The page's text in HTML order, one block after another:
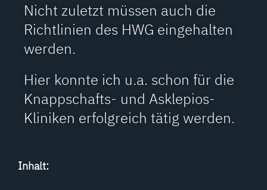
Nicht zuletzt müssen auch die
Richtlinien des HWG eingehalten
werden.
Hier konnte ich u.a. schon für die
Knappschafts- und Asklepios-
Kliniken erfolgreich tätig werden.
Inhalt: